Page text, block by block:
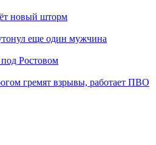
новый шторм
еще один мужчина
Ростовом
гремят взрывы, работает ПВО